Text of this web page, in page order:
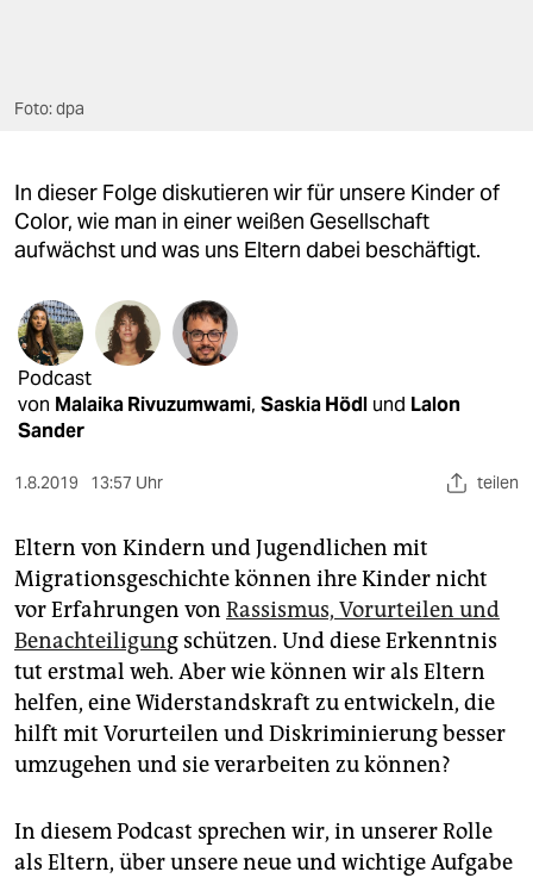
veranstaltungen
fragen & hilfe
unterstützen
abo
genossenschaft
epaper login
Foto: dpa
In dieser Folge diskutieren wir für unsere Kinder of
Color, wie man in einer weißen Gesellschaft
aufwächst und was uns Eltern dabei beschäftigt.
Podcast
von Malaika Rivuzumwami, Saskia Hödl und Lalon
Sander
1.8.2019 13:57 Uhr teilen
Eltern von Kindern und Jugendlichen mit
Migrationsgeschichte können ihre Kinder nicht
vor Erfahrungen von Rassismus, Vorurteilen und
Benachteiligung schützen. Und diese Erkenntnis
tut erstmal weh. Aber wie können wir als Eltern
helfen, eine Widerstandskraft zu entwickeln, die
hilft mit Vorurteilen und Diskriminierung besser
umzugehen und sie verarbeiten zu können?
In diesem Podcast sprechen wir, in unserer Rolle
als Eltern, über unsere neue und wichtige Aufgabe